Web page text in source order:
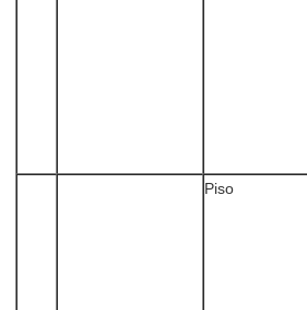
Piso